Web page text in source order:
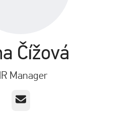
Čížová
Manager
E-mail